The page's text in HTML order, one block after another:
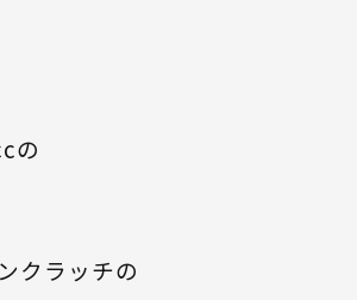
の
クラッチの